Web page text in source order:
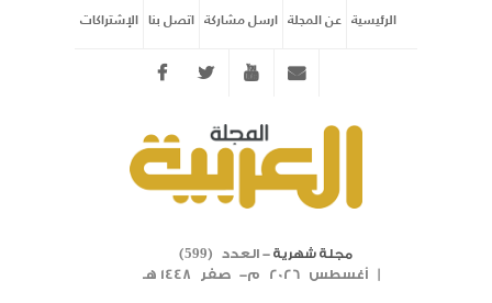
الرئيسية عن المجلة ارسل مشاركة اتصل بنا الإشتراكات
Twitter youtube
مجلة شهرية- العدد ( 599
)
| أغسطس 2026 م- صفر 1448 هـ